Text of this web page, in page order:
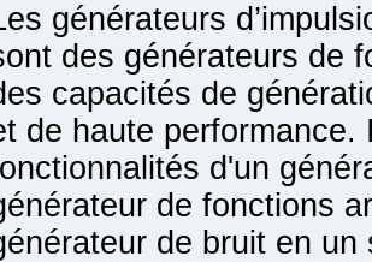
générateurs
des générateurs de
capacités de
de haute performance.
d'un
de fonctions
de bruit en un